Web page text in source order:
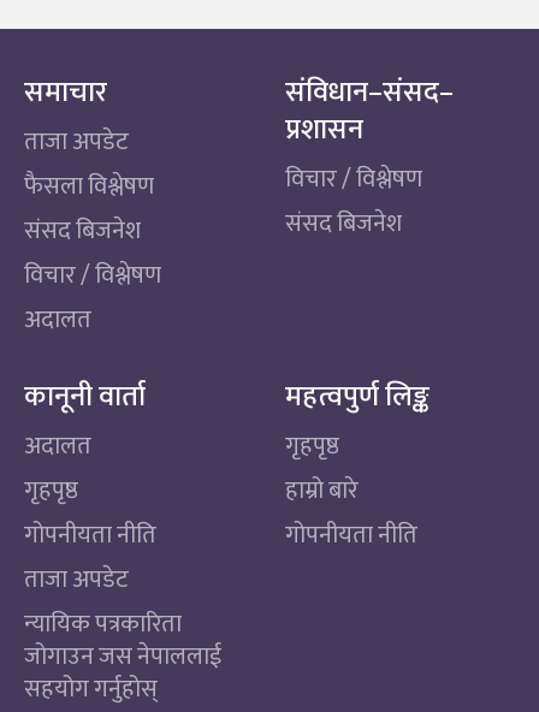
समाचार
ताजा अपडेट
फैसला विश्लेषण
संसद बिजनेश
विचार / विश्लेषण
अदालत
संविधान–संसद–
प्रशासन
विचार / विश्लेषण
संसद बिजनेश
कानूनी वार्ता
अदालत
गृहपृष्ठ
गोपनीयता नीति
ताजा अपडेट
न्यायिक पत्रकारिता
जोगाउन जस नेपाललाई
सहयोग गर्नुहोस्
महत्वपुर्ण लिङ्क
गृहपृष्ठ
हाम्रो बारे
गोपनीयता नीति